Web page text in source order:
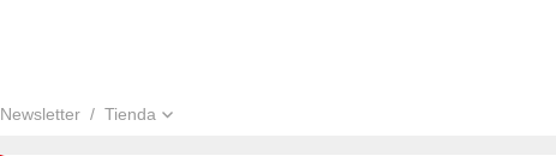
Newsletter Tienda